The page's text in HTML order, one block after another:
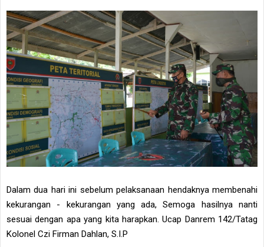
Dalam dua hari ini sebelum pelaksanaan hendaknya membenahi
kekurangan - kekurangan yang ada, Semoga hasilnya nanti
sesuai dengan apa yang kita harapkan. Ucap Danrem 142/Tatag
Kolonel Czi Firman Dahlan, S.I.P